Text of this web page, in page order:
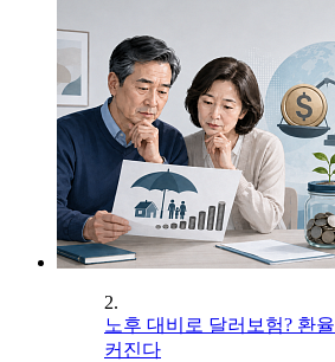
2.
노후 대비로 달러보험? 환
커진다